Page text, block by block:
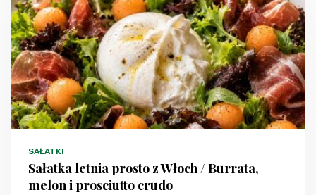
SAŁATKI
Sałatka letnia prosto z Włoch / Burrata,
melon i prosciutto crudo